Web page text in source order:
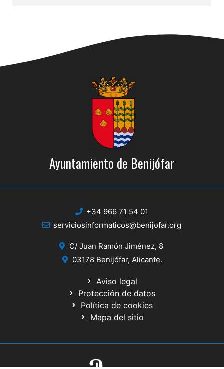
Ayuntamiento de Benijófar
+34 966 71 54 01
serviciosinformaticos@benijofar.org
C/ Juan Ramón Jiménez, 8
03178 Benijófar, Alicante.
Aviso legal
Protección de datos
Política de cookies
Mapa del sitio